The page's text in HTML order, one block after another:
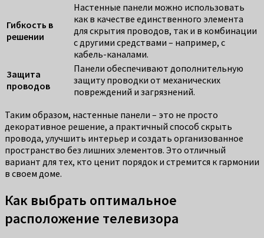
Гибкость в
решении
Настенные панели можно использовать
как в качестве единственного элемента
для скрытия проводов, так и в комбинации
с другими средствами – например, с
кабель-каналами.
Защита
проводов
Панели обеспечивают дополнительную
защиту проводки от механических
повреждений и загрязнений.
Таким образом, настенные панели – это не просто
декоративное решение, а практичный способ скрыть
провода, улучшить интерьер и создать организованное
пространство без лишних элементов. Это отличный
вариант для тех, кто ценит порядок и стремится к гармонии
в своем доме.
Как выбрать оптимальное
расположение телевизора